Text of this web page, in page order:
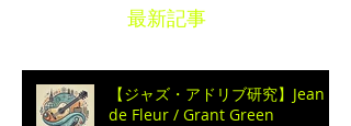
最新記事
【ジャズ・アドリブ研究】Jean
de Fleur / Grant Green